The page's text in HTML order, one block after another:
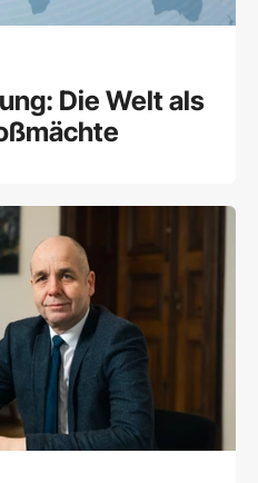
Die Welt als